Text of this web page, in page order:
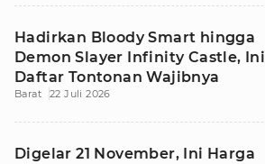
Hadirkan Bloody Smart hingga
Demon Slayer Infinity Castle, Ini
Daftar Tontonan Wajibnya
Barat 22 Juli 2026
Digelar 21 November, Ini Harga